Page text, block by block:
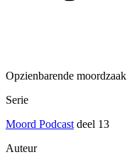
Opzienbarende moordzaak
Serie
Moord Podcast deel 13
Auteur